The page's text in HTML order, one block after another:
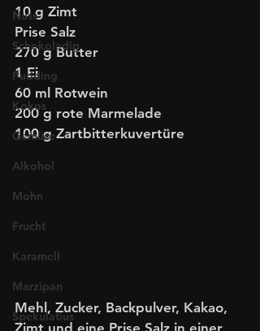
Nuss
Schokoladig
Pudding
Kokos
Gemüse
Alkohol
Mohn
Frucht
Karamell
Marzipan
Spekulatius
10 g Zimt
Prise Salz
270 g Butter
1 Ei
60 ml Rotwein
200 g rote Marmelade
100 g Zartbitterkuvertüre
Mehl, Zucker, Backpulver, Kakao,